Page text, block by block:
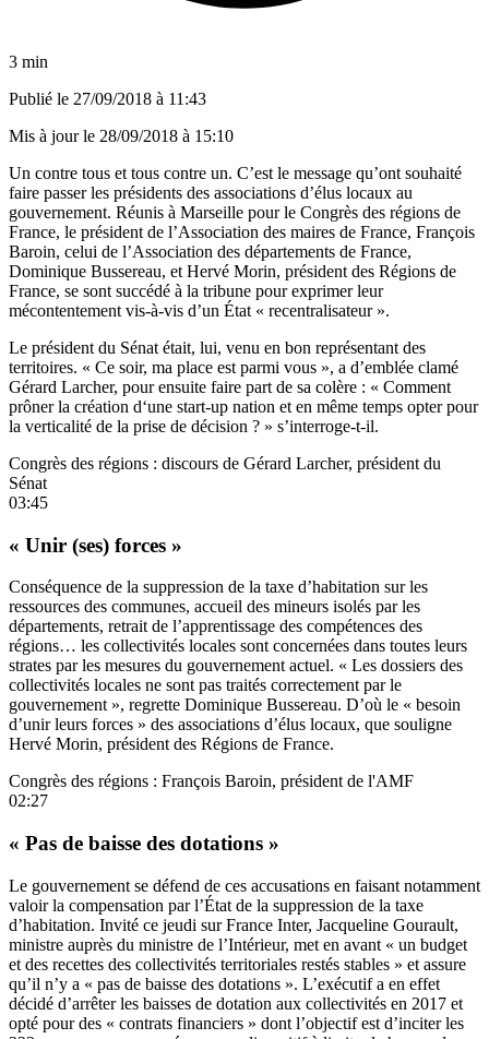
3 min
Publié le 27/09/2018 à 11:43
Mis à jour le 28/09/2018 à 15:10
Un contre tous et tous contre un. C’est le message qu’ont souhaité
faire passer les présidents des associations d’élus locaux au
gouvernement. Réunis à Marseille pour le Congrès des régions de
France, le président de l’Association des maires de France, François
Baroin, celui de l’Association des départements de France,
Dominique Bussereau, et Hervé Morin, président des Régions de
France, se sont succédé à la tribune pour exprimer leur
mécontentement vis-à-vis d’un État « recentralisateur ».
Le président du Sénat était, lui, venu en bon représentant des
territoires. « Ce soir, ma place est parmi vous », a d’emblée clamé
Gérard Larcher, pour ensuite faire part de sa colère : « Comment
prôner la création d‘une start-up nation et en même temps opter pour
la verticalité de la prise de décision ? » s’interroge-t-il.
Congrès des régions : discours de Gérard Larcher, président du
Sénat
03:45
« Unir (ses) forces »
Conséquence de la suppression de la taxe d’habitation sur les
ressources des communes, accueil des mineurs isolés par les
départements, retrait de l’apprentissage des compétences des
régions… les collectivités locales sont concernées dans toutes leurs
strates par les mesures du gouvernement actuel. « Les dossiers des
collectivités locales ne sont pas traités correctement par le
gouvernement », regrette Dominique Bussereau. D’où le « besoin
d’unir leurs forces » des associations d’élus locaux, que souligne
Hervé Morin, président des Régions de France.
Congrès des régions : François Baroin, président de l'AMF
02:27
« Pas de baisse des dotations »
Le gouvernement se défend de ces accusations en faisant notamment
valoir la compensation par l’État de la suppression de la taxe
d’habitation. Invité ce jeudi sur France Inter, Jacqueline Gourault,
ministre auprès du ministre de l’Intérieur, met en avant « un budget
et des recettes des collectivités territoriales restés stables » et assure
qu’il n’y a « pas de baisse des dotations ». L’exécutif a en effet
décidé d’arrêter les baisses de dotation aux collectivités en 2017 et
opté pour des « contrats financiers » dont l’objectif est d’inciter les